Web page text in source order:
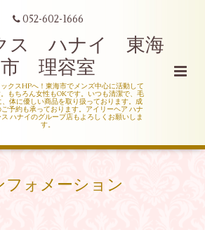
052-602-1666
ス ハナイ 東海
市 理容室
クスHPへ！東海市でメンズ中心に活動して
もちろん女性もOKです。いつも清潔で、毛
体に優しい商品を取り扱っております。成
予約も承っております。アイリーヘア ハナ
ハナイのグループ店もよろしくお願いしま
す。
フォメーション